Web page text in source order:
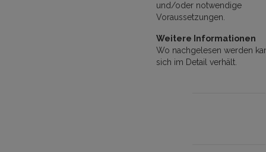
und/oder notwendige
Voraussetzungen.
Weitere Informationen
Wo nachgelesen werden
sich im Detail verhält.